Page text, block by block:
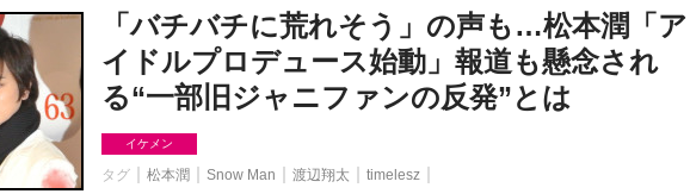
「バチバチに荒れそう」の声も…松本潤「ア
イドルプロデュース始動」報道も懸念され
る“一部旧ジャニファンの反発”とは
イケメン
タグ 松本潤 Snow Man 渡辺翔太
timelesz